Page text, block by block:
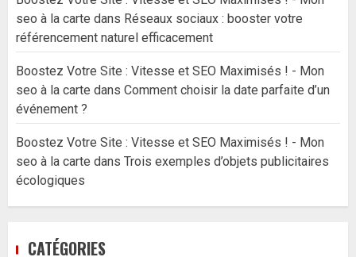
seo à la carte dans Réseaux sociaux : booster votre
référencement naturel efficacement
Boostez Votre Site : Vitesse et SEO Maximisés ! - Mon
seo à la carte dans Comment choisir la date parfaite d’un
événement ?
Boostez Votre Site : Vitesse et SEO Maximisés ! - Mon
seo à la carte dans Trois exemples d’objets publicitaires
écologiques
CATÉGORIES